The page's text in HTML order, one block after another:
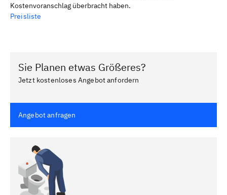
Kostenvoranschlag überbracht haben.
Preisliste
Sie Planen etwas Größeres?
Jetzt kostenloses Angebot anfordern
Angebot anfragen